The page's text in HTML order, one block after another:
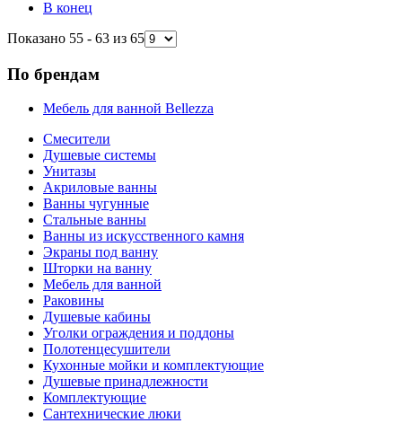
В конец
Показано 55 - 63 из 65
По брендам
Мебель для ванной Bellezza
Смесители
Душевые системы
Унитазы
Акриловые ванны
Ванны чугунные
Стальные ванны
Ванны из искусственного камня
Экраны под ванну
Шторки на ванну
Мебель для ванной
Раковины
Душевые кабины
Уголки ограждения и поддоны
Полотенцесушители
Кухонные мойки и комплектующие
Душевые принадлежности
Комплектующие
Сантехнические люки